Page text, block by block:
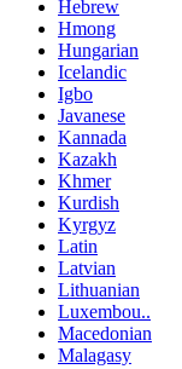
Hebrew
Hmong
Hungarian
Icelandic
Igbo
Javanese
Kannada
Kazakh
Khmer
Kurdish
Kyrgyz
Latin
Latvian
Lithuanian
Luxembou..
Macedonian
Malagasy